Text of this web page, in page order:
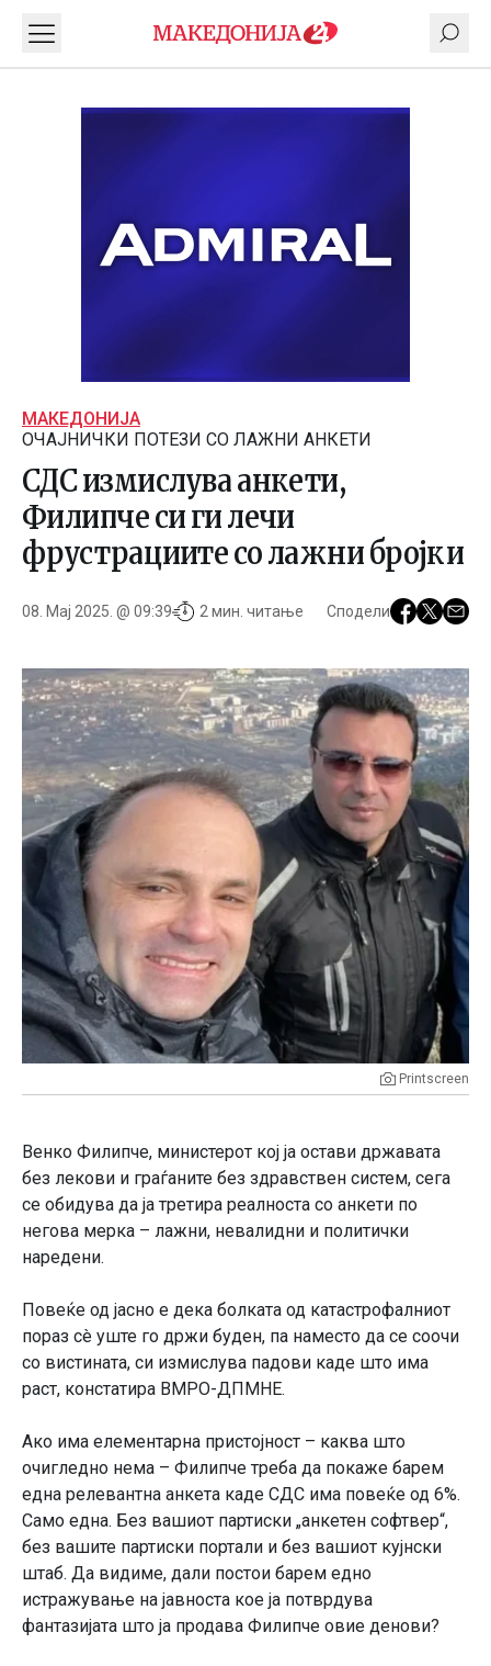
МАКЕДОНИЈА
ОЧАЈНИЧКИ ПОТЕЗИ СО ЛАЖНИ АНКЕТИ
СДС измислува анкети,
Филипче си ги лечи
фрустрациите со лажни бројки
08. Мај 2025. @ 09:39 2 мин. читање Сподели
Printscreen
Венко Филипче, министерот кој ја остави државата
без лекови и граѓаните без здравствен систем, сега
се обидува да ја третира реалноста со анкети по
негова мерка – лажни, невалидни и политички
наредени.
Повеќе од јасно е дека болката од катастрофалниот
пораз сè уште го држи буден, па наместо да се соочи
со вистината, си измислува падови каде што има
раст, констатира ВМРО-ДПМНЕ.
Ако има елементарна пристојност – каква што
очигледно нема – Филипче треба да покаже барем
една релевантна анкета каде СДС има повеќе од 6%.
Само една. Без вашиот партиски „анкетен софтвер“,
без вашите партиски портали и без вашиот кујнски
штаб. Да видиме, дали постои барем едно
истражување на јавноста кое ја потврдува
фантазијата што ја продава Филипче овие денови?